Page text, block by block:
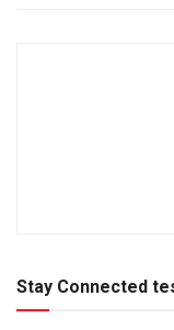
Stay Connected